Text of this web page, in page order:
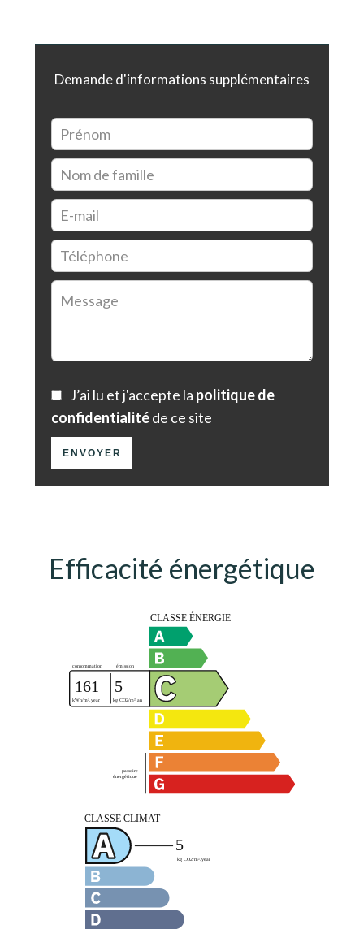
Demande d'informations supplémentaires
J’ai lu et j'accepte la politique de
confidentialitéde ce site
ENVOYER
Efficacité énergétique